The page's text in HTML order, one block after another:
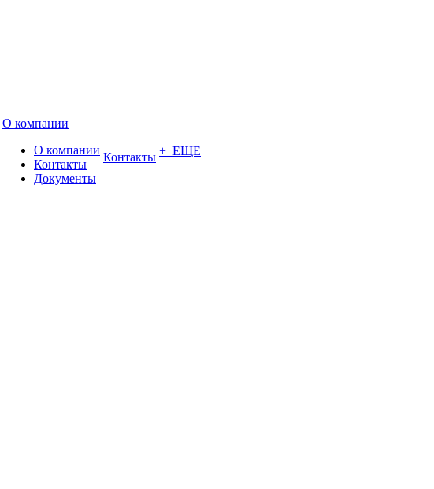
О компании
О компании
Контакты
Документы
Контакты + ЕЩЕ